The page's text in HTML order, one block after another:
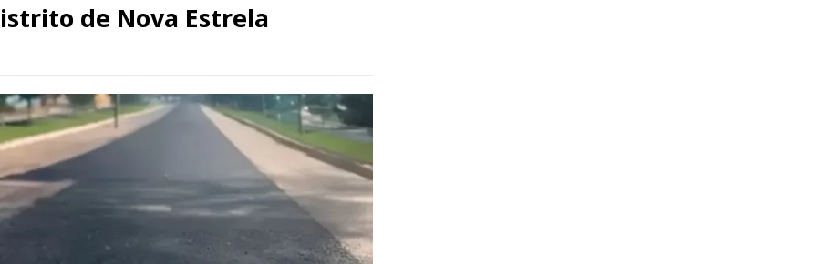
de Nova Estrela